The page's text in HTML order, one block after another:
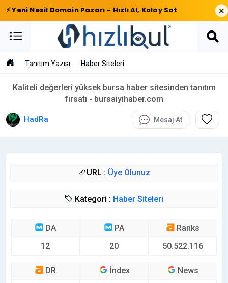
⚡ Yeni Nesil Domain Pazarı – Hızlı Al, Kolay Sat ×
Tanıtım Yazısı Haber Siteleri
Kaliteli değerleri yüksek bursa haber sitesinden tanıtım
fırsatı - bursaiyihaber.com
HadRa Mesaj At
URL : Üye Olunuz
Kategori : Haber Siteleri
DA
12
PA
20
Ranks
50.522.116
DR
İndex
News